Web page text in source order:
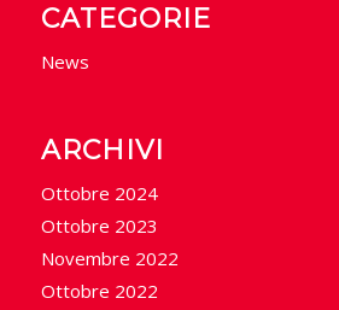
CATEGORIE
News
ARCHIVI
Ottobre 2024
Ottobre 2023
Novembre 2022
Ottobre 2022